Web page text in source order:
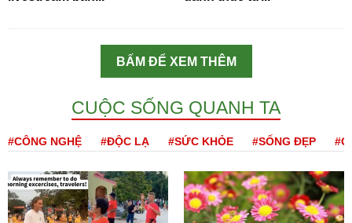
BẤM ĐỂ XEM THÊM
CUỘC SỐNG QUANH TA
#CÔNG NGHỆ #ĐỘC LẠ #SỨC KHỎE #SỐNG ĐẸP